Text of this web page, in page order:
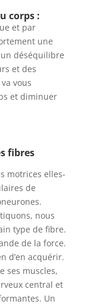
corps :
et par
une
déséquilibre
et des
vous
et diminuer
fibres
motrices elles-
de
nous
type de fibre.
de la force.
d’en acquérir.
ses muscles,
central et
Un